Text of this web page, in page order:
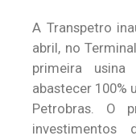
A Transpetro
abril, no
primeira
abastecer 100%
Petrobras. O
investimentos